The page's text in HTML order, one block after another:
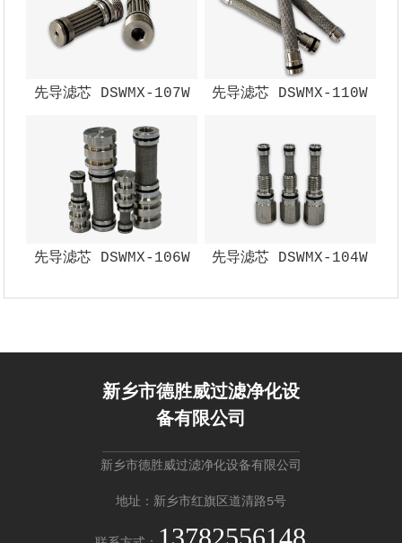
先导滤芯 DSWMX-107W 先导滤芯 DSWMX-110W
先导滤芯 DSWMX-106W 先导滤芯 DSWMX-104W
新乡市德胜威过滤净化设
备有限公司
新乡市德胜威过滤净化设备有限公司
地址：新乡市红旗区道清路5号
13782556148